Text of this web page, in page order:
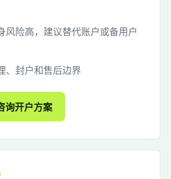
风险高，建议替代账户或备用户
、封户和售后边界
询开户方案